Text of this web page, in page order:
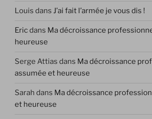
Louis dans J’ai fait l’armée je vous dis !
Ericdans Ma décroissance
heureuse
Serge Attias dans Ma décroissance
assumée et heureuse
Sarah dans Ma décroissance
et heureuse